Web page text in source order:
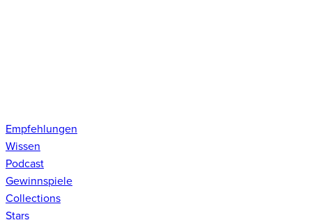
Empfehlungen
Wissen
Podcast
Gewinnspiele
Collections
Stars